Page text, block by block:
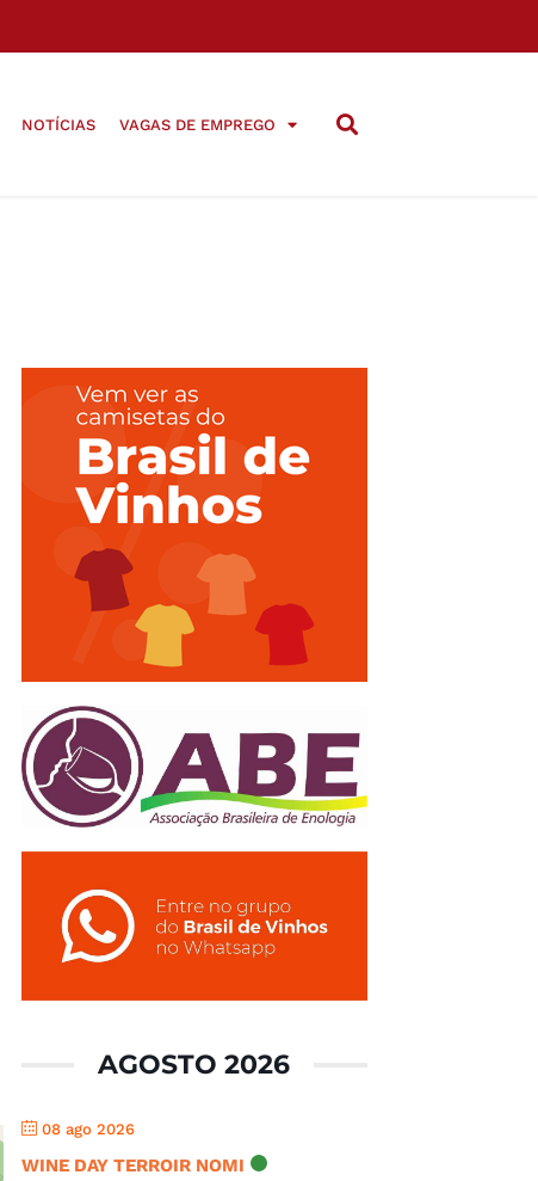
NOTÍCIAS VAGAS DE EMPREGO
AGOSTO 2026
08 ago 2026
WINE DAY TERROIR NOMI